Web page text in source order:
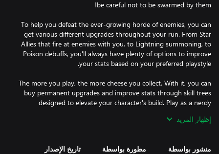
To help you defeat the ever-growing horde of enemies, you can
get various different upgrades throughout your run. From Star
Allies that fire at enemies with you, to Lightning summoning, to
Poison debuffs, you'll always have plenty of options to improve
The more you play, the more cheese you collect. With it, you can
buy permanent upgrades and improve stats through skill trees
designed to elevate your character's build. Play as a nerdy
unlockable characters.
إظهار المزيد
منشور بواسطة مطورة بواسطة تاريخ الإصدار